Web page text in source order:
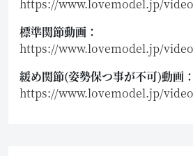
https://www.lovemodel.jp/
標準関節動画：
https://www.lovemodel.jp/
緩め関節(姿勢保つ事が不可)動画：
https://www.lovemodel.jp/